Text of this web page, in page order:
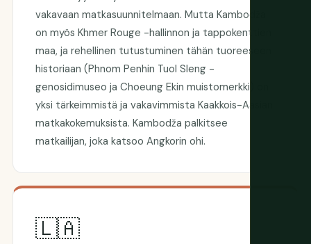
vakavaan matkasuunnitelmaan. Mutta Kambodža
on myös Khmer Rouge -hallinnon ja tappokenttien
maa, ja rehellinen tutustuminen tähän tuoreeseen
historiaan (Phnom Penhin Tuol Sleng -
genosidimuseo ja Choeung Ekin muistomerkki) on
yksi tärkeimmistä ja vakavimmista Kaakkois-Aasian
matkakokemuksista. Kambodža palkitsee
matkailijan, joka katsoo Angkorin ohi.
🇱🇦